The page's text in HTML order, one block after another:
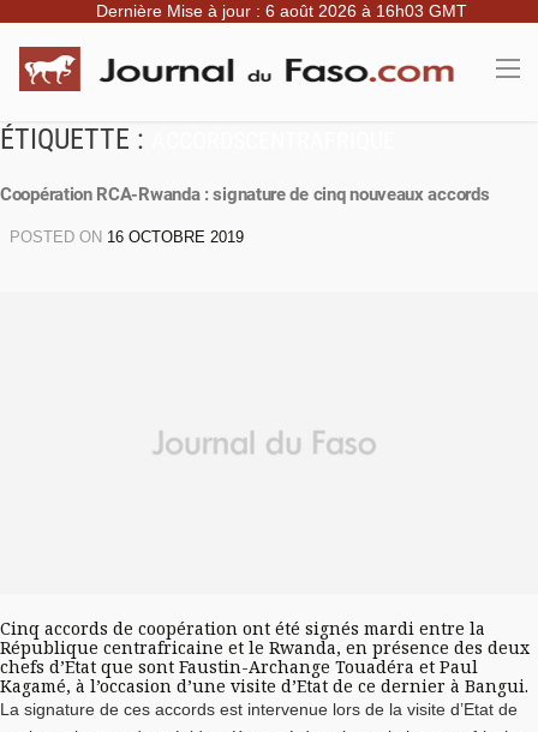
Dernière Mise à jour : 6 août 2026 à 16h03 GMT
ÉTIQUETTE :
Coopération RCA-Rwanda : signature de cinq nouveaux accords
POSTED ON 16 OCTOBRE 2019
Cinq accords de coopération ont été signés mardi entre la
République centrafricaine et le Rwanda, en présence des deux
chefs d’Etat que sont Faustin-Archange Touadéra et Paul
Kagamé, à l’occasion d’une visite d’Etat de ce dernier à Bangui.
La signature de ces accords est intervenue lors de la visite d’Etat de